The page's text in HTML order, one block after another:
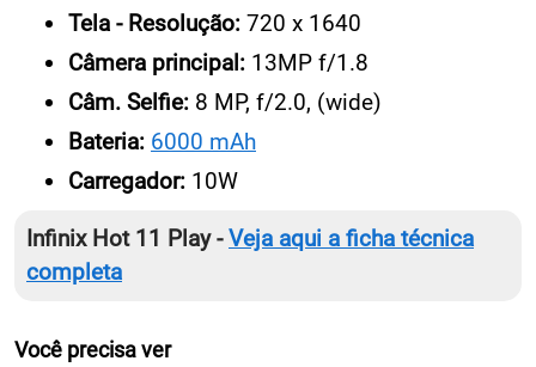
Tela - Resolução: 720 x 1640
Câmera principal: 13MP f/1.8
Câm. Selfie: 8 MP, f/2.0, (wide)
Bateria: 6000 mAh
Carregador: 10W
Infinix Hot 11 Play -Veja aqui a ficha técnica
completa
Você precisa ver